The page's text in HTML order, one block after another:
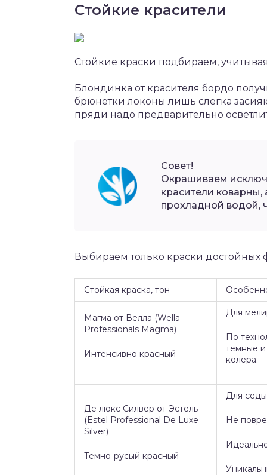
Стойкие красители
Стойкие краски подбираем,
Блондинка от красителя бордо
брюнетки локоны лишь слегка
пряди надо предварительно
Совет!
Окрашиваем
красители
прохладной водой,
Выбираем только краски достойных
Стойкая краска, тон
Магма от Велла (Wella
Professionals Magma)
Интенсивно красный
Для
По
темные
колера.
Де люкс Силвер от Эстель
(Estel Professional De Luxe
Silver)
Темно-русый красный
Для
Не